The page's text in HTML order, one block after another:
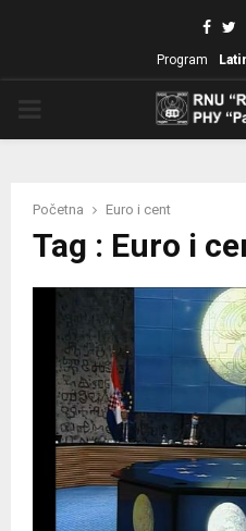
Program
Početna Euro i cent
Tag : Euro i